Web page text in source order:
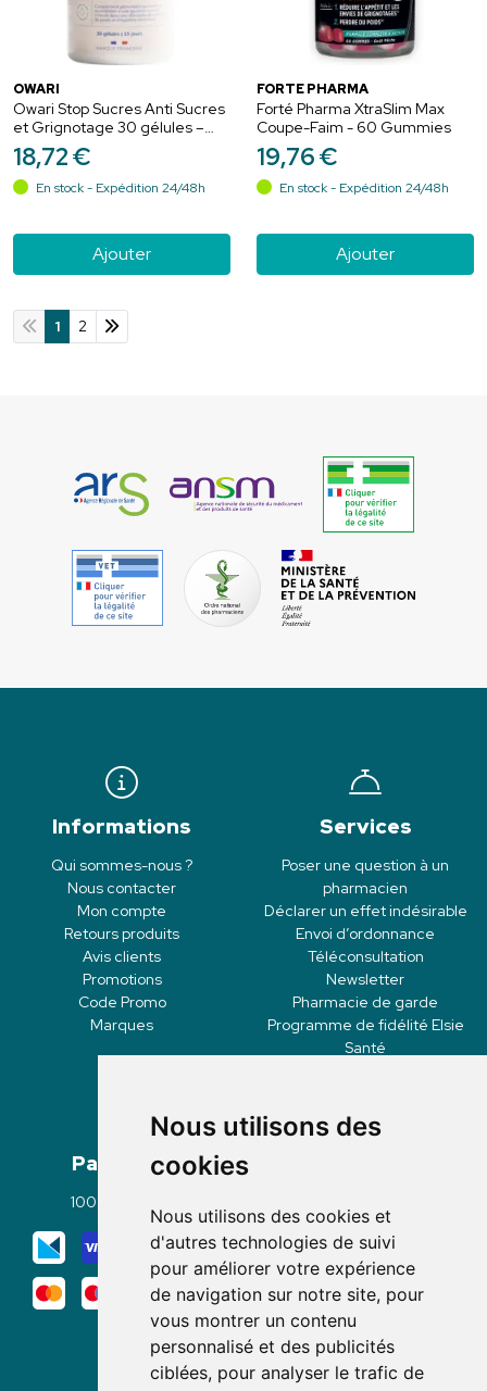
Nous utilisons des
cookies
Nous utilisons des cookies et
d'autres technologies de suivi
pour améliorer votre expérience
de navigation sur notre site, pour
vous montrer un contenu
personnalisé et des publicités
ciblées, pour analyser le trafic de
OWARI
Owari Stop Sucres Anti Sucres
et Grignotage 30 gélules –
Équilibre glycémique
18,72€
En stock - Expédition 24/48h
Ajouter
FORTÉ PHARMA
Forté Pharma XtraSlim Max
Coupe-Faim - 60 Gummies
19,76€
En stock - Expédition 24/48h
Ajouter
1 2
Informations
Qui sommes-nous ?
Nous contacter
Mon compte
Retours produits
Avis clients
Promotions
Code Promo
Marques
Services
Poser une question à un
pharmacien
Déclarer un effet indésirable
Envoi d’ordonnance
Téléconsultation
Newsletter
Pharmacie de garde
Programme de fidélité Elsie
Santé
Paiement
100% sécurisé
Mode de livraison